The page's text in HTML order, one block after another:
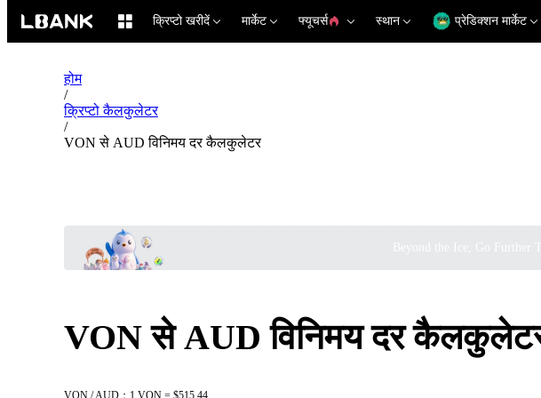
क्रिप्टो खरीदें मार्केट फ्यूचर्स स्थान प्रेडिक्शन मार्केट
होम
/
क्रिप्टो कैलकुलेटर
/
VON से AUD विनिमय दर कैलकुलेटर
Beyond the Ice, Go Further
VON से AUD विनिमय दर
VON / AUD：1 VON = $515.44